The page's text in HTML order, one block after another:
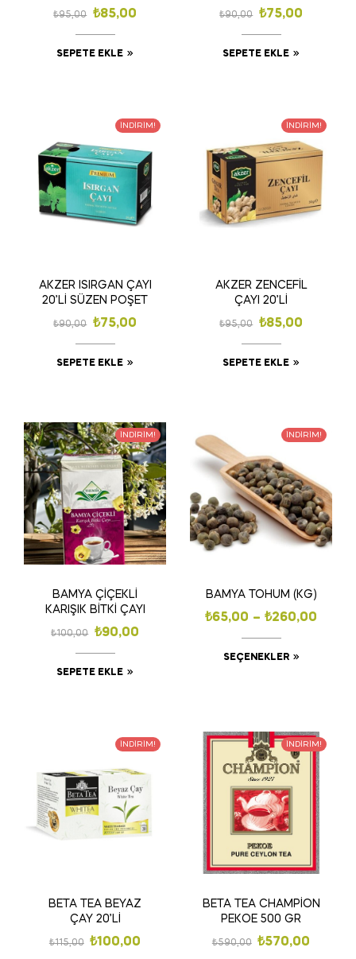
₺95,00 ₺85,00
SEPETE EKLE
SÜZEN POŞET
₺90,00 ₺75,00
SEPETE EKLE
İNDIRIM!
AKZER ISIRGAN ÇAYI
20’Lİ SÜZEN POŞET
₺90,00 ₺75,00
SEPETE EKLE
İNDIRIM!
AKZER ZENCEFİL
ÇAYI 20’Lİ
₺95,00 ₺85,00
SEPETE EKLE
İNDIRIM!
BAMYA ÇİÇEKLİ
KARIŞIK BİTKİ ÇAYI
₺100,00 ₺90,00
SEPETE EKLE
İNDIRIM!
BAMYA TOHUM (KG)
₺65,00 – ₺260,00
SEÇENEKLER
İNDIRIM!
BETA TEA BEYAZ
ÇAY 20’Lİ
₺115,00 ₺100,00
İNDIRIM!
BETA TEA CHAMPİON
PEKOE 500 GR
₺590,00 ₺570,00